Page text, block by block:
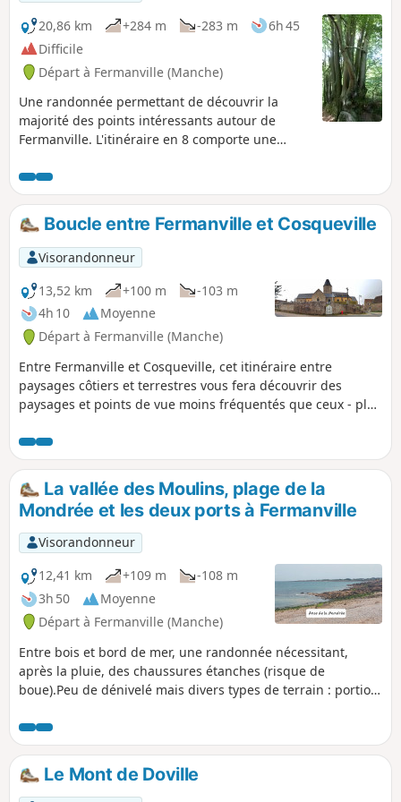
20,86 km
+284 m -283 m
6h 45
Difficile
Départ à Fermanville (Manche)
Une randonnée permettant de découvrir la
majorité des points intéressants autour de
Fermanville. L'itinéraire en 8 comporte une
Boucle entre Fermanville et Cosqueville
Visorandonneur
13,52 km
+100 m
-103 m
4h 10
Moyenne
Départ à Fermanville (Manche)
Entre Fermanville et Cosqueville, cet itinéraire entre
paysages côtiers et terrestres vous fera découvrir des
paysages et points de vue moins fréquentés que ceux - plus
entre les deux ports de Fermanville (Lévy et Pignot).
La vallée des Moulins, plage de la
Mondrée et les deux ports à Fermanville
Visorandonneur
12,41 km
+109 m
-108 m
3h 50
Moyenne
Départ à Fermanville (Manche)
Entre bois et bord de mer, une randonnée nécessitant,
après la pluie, des chaussures étanches (risque de
boue).Peu de dénivelé mais divers types de terrain : portion
Le Mont de Doville